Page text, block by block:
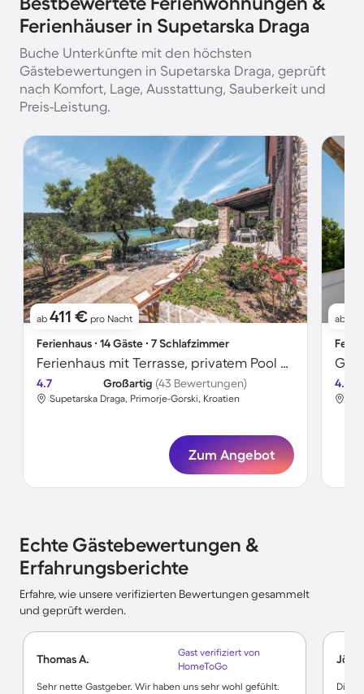
Ferienhäuser in Supetarska Draga
Buche Unterkünfte mit den höchsten
Gästebewertungen in Supetarska Draga, geprüft
nach Komfort, Lage, Ausstattung, Sauberkeit und
Preis-Leistung.
ab 411 € pro Nacht
Ferienhaus ∙ 14 Gäste ∙ 7 Schlafzimmer
Ferienhaus mit Terrasse, privatem Pool und Grill | Wasserblick
4.7 Großartig (43 Bewertungen)
Supetarska Draga, Primorje-Gorski, Kroatien
Zum Angebot
ab
4.8
Echte Gästebewertungen &
Erfahrungsberichte
Erfahre, wie unsere verifizierten Bewertungen gesammelt
und geprüft werden.
Thomas A.
Gast verifiziert von
HomeToGo
Sehr nette Gastgeber. Wir haben uns sehr wohl gefühlt.
Jörg
Die